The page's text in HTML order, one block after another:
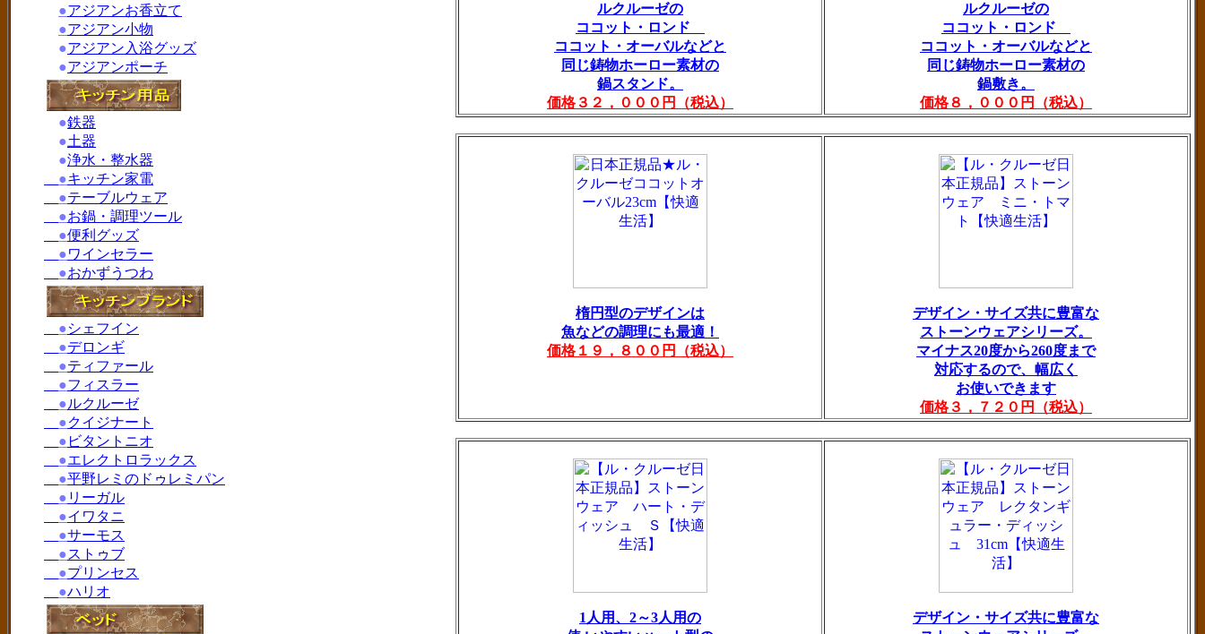
ルクルーゼの
ココット・ロンド
ココット・オーバルなどと
同じ鋳物ホーロー素材の
鍋スタンド。
価格３２，０００円（税込）
ルクルーゼの
ココット・ロンド
ココット・オーバルなどと
同じ鋳物ホーロー素材の
鍋敷き。
価格８，０００円（税込）
楕円型のデザインは
魚などの調理にも最適！
価格１９，８００円（税込）
デザイン・サイズ共に豊富な
ストーンウェアシリーズ。
マイナス20度から260度まで
対応するので、幅広く
お使いできます
価格３，７２０円（税込）
1人用、2～3人用の
デザイン・サイズ共に豊富な
●アジアンお香立て
●アジアン小物
●アジアン入浴グッズ
●アジアンポーチ
●鉄器
●土器
●浄水・整水器
●キッチン家電
●テーブルウェア
●お鍋・調理ツール
●便利グッズ
●ワインセラー
●おかずうつわ
●シェフイン
●デロンギ
●ティファール
●フィスラー
●ルクルーゼ
●クイジナート
● ビタントニオ
●エレクトロラックス
●平野レミのドゥレミパン
● リーガル
●イワタニ
●サーモス
●ストゥブ
●プリンセス
●ハリオ